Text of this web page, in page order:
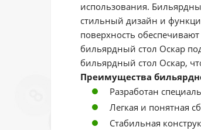
использования.
стильный дизайн и
поверхность
бильярдный стол Оскар
бильярдный стол Оскар,
Преимущества
Разработан
Легкая и понятная
Стабильная